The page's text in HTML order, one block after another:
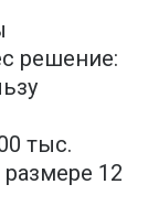
решение:
тыс.
12